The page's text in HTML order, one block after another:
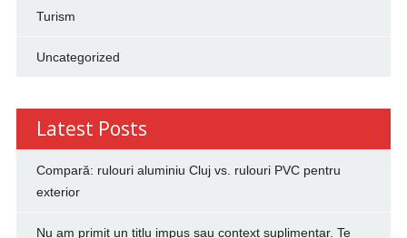
Turism
Uncategorized
Latest Posts
Compară: rulouri aluminiu Cluj vs. rulouri PVC pentru
exterior
Nu am primit un titlu impus sau context suplimentar. Te